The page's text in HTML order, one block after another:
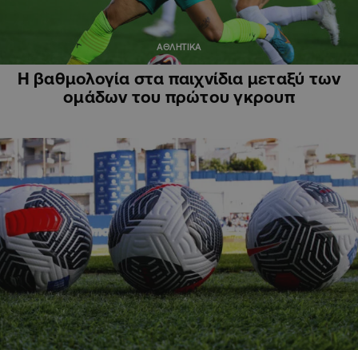
ΑΘΛΗΤΙΚΑ
Η βαθμολογία στα παιχνίδια μεταξύ των
ομάδων του πρώτου γκρουπ